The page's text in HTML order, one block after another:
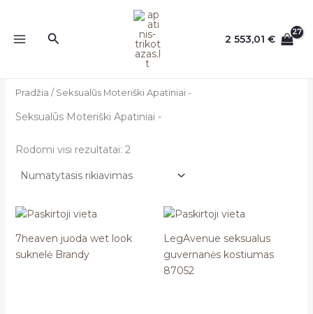
turinio
Paieška 2 553,01€
Pradžia / Seksualūs Moteriški Apatiniai -
Seksualūs Moteriški Apatiniai -
Rodomi visi rezultatai: 2
7heaven juoda wet look
suknelė Brandy
LegAvenue seksualus
guvernanės kostiumas
87052